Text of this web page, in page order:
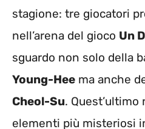
stagione: tre giocatori
nell’arena del gioco Un
sguardo non solo della
Young-Hee ma anche
Cheol-Su.
elementi più misteriosi